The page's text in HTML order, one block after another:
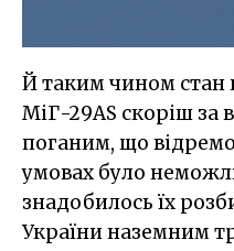
Й таким чином стан
МіГ-29AS скоріш за
поганим, що
умовах було
знадобилось їх
України наземним